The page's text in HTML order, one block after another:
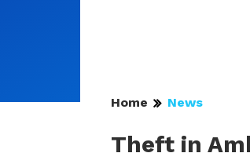
Home News
Theft in